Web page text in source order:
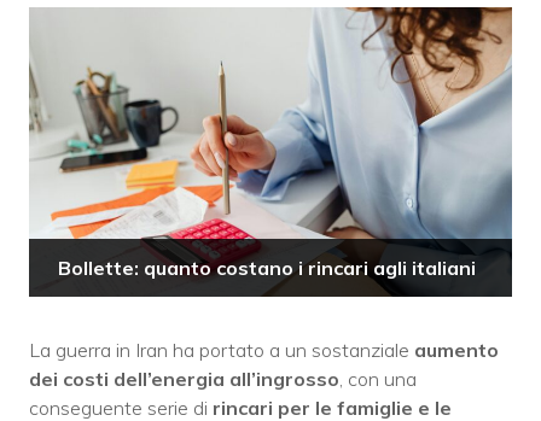
Bollette: quanto costano i rincari agli italiani
La guerra in Iran ha portato a un sostanziale aumento
dei costi dell’energia all’ingrosso , con una
conseguente serie di rincari per le famiglie e le